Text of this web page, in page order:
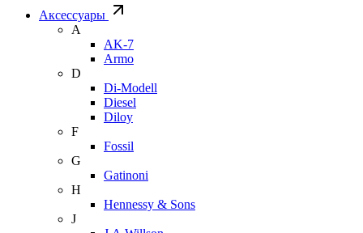
Аксессуары
A
AK-7
Armo
D
Di-Modell
Diesel
Diloy
F
Fossil
G
Gatinoni
H
Hennessy & Sons
J